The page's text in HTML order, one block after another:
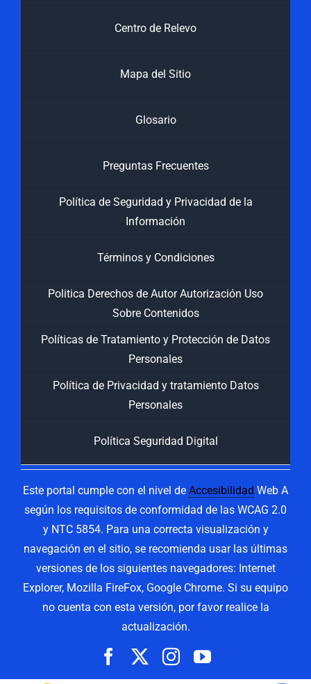
Centro de Relevo
Mapa del Sitio
Glosario
Preguntas Frecuentes
Política de Seguridad y Privacidad de la
Información
Términos y Condiciones
Politica Derechos de Autor Autorización Uso
Sobre Contenidos
Políticas de Tratamiento y Protección de Datos
Personales
Política de Privacidad y tratamiento Datos
Personales
Política Seguridad Digital
Este portal cumple con el nivel de Accesibilidad Web A
según los requisitos de conformidad de las WCAG 2.0
y NTC 5854. Para una correcta visualización y
navegación en el sitio, se recomienda usar las últimas
versiones de los siguientes navegadores: Internet
Explorer, Mozilla FireFox, Google Chrome. Si su equipo
no cuenta con esta versión, por favor realice la
actualización.